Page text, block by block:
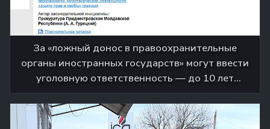
За «ложный донос в правоохранительные
органы иностранных государств» могут ввести
уголовную ответственность — до 10 лет
лишения свободы. Причем тут ЕСПЧ?